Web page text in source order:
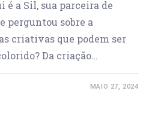
é a Sil, sua parceira de
perguntou sobre a
criativas que podem ser
Da criação…
MAIO 27, 2024